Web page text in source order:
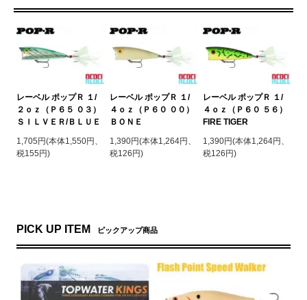
レーベル ポップＲ １/
２ｏｚ（Ｐ６５ ０３）
ＳＩＬＶＥＲ/ＢＬＵＥ
1,705円(本体1,550円、
税155円)
レーベル ポップＲ １/
４ｏｚ（Ｐ６０ ００）
ＢＯＮＥ
1,390円(本体1,264円、
税126円)
レーベル ポップＲ １/
４ｏｚ（Ｐ６０ ５６）
FIRE TIGER
1,390円(本体1,264円、
税126円)
PICK UP ITEM ピックアップ商品